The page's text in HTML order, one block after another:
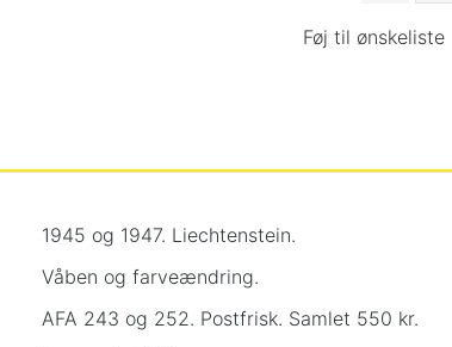
Føj til ønskeliste
1945 og 1947. Liechtenstein.
Våben og farveændring.
AFA 243 og 252. Postfrisk. Samlet 550 kr.